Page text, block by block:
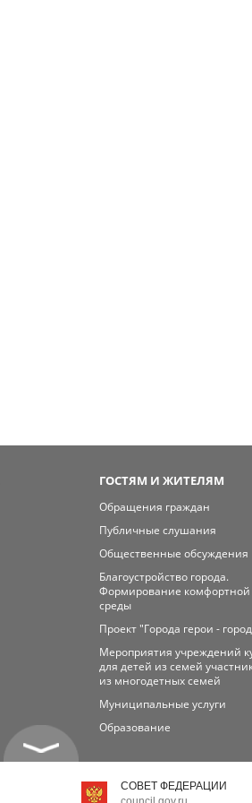
ГОСТЯМ И ЖИТЕЛЯМ
Обращения граждан
Публичные слушания
Общественные обсуждения
Благоустройство города.
Формирование комфортной
среды
Проект "Города герои -
Мероприятия учреждений
для детей из семей
из многодетных семей
Муниципальные услуги
Образование
СОВЕТ ФЕДЕРАЦИИ